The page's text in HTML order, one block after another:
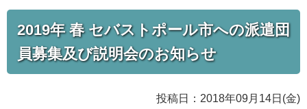
2019年 春 セバストポール市への派遣団
員募集及び説明会のお知らせ
投稿日：2018年09月14日(金)